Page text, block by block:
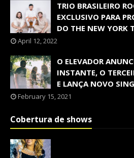
TRIO BRASILEIRO
EXCLUSIVO PARA
DO THE NEW YORK
April 12, 2022
O ELEVADOR
INSTANTE, O
E LANÇA NOVO
February 15, 2021
Cobertura de shows